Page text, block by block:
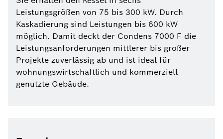
Leistungsgrößen von 75 bis 300 kW. Durch
Kaskadierung sind Leistungen bis 600 kW
möglich. Damit deckt der Condens 7000 F die
Leistungsanforderungen mittlerer bis großer
Projekte zuverlässig ab und ist ideal für
wohnungswirtschaftlich und kommerziell
genutzte Gebäude.